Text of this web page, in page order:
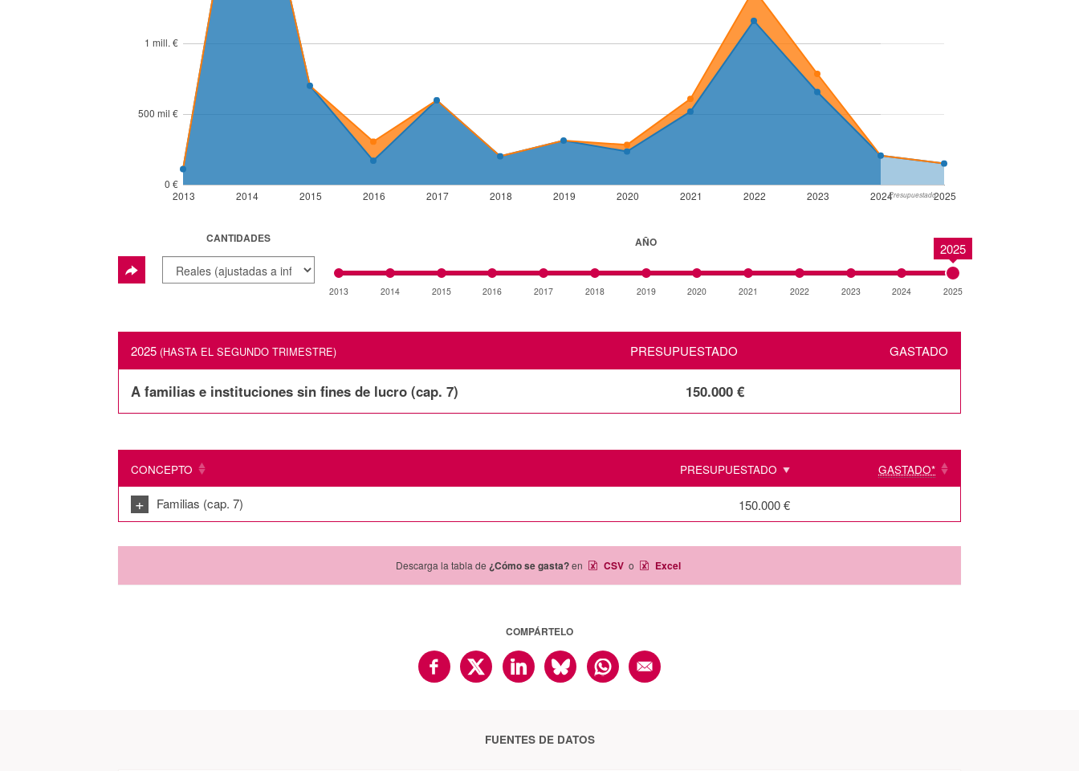
2013 2014 2015 2016 2017 2018 2019 2020 2021 2022 2023 2024 2025
0 €
500 mil €
1 mill. €
Presupuestado
CANTIDADES AÑO 2025
2013 2014 2015 2016 2017 2018 2019 2020 2021 2022 2023 2024 2025
2025 (HASTA EL SEGUNDO TRIMESTRE) PRESUPUESTADO GASTADO
A familias e instituciones sin fines de lucro (cap. 7) 150.000 €
CONCEPTO PRESUPUESTADO GASTADO*
+ Familias (cap. 7) 150.000 €
Descarga la tabla de ¿Cómo se gasta?en CSV o Excel
COMPÁRTELO
FUENTES DE DATOS